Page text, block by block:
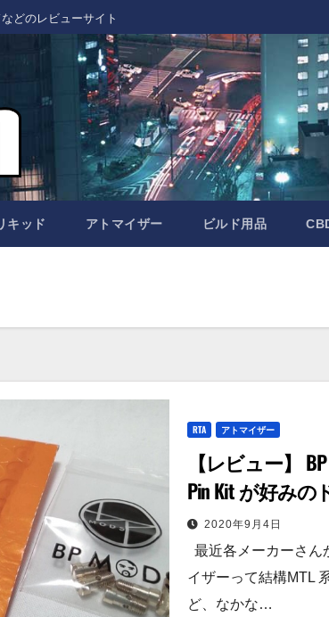
どのレビューサイト
キッド アトマイザー ビルド用品
RTA アトマイザー
【レビュー】
Pin Kit が好み
られるパーツだ
2020年9月4日
最近各メーカーさん
イザーって結構MTL
ど、なかな…